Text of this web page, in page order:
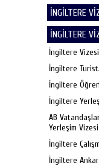
İNGİLTERE
İNGİLTERE
İngiltere
İngiltere
İngiltere
İngiltere
AB
Yerleşim
İngiltere
İngiltere